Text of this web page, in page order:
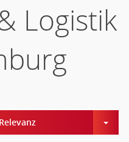
Logistik